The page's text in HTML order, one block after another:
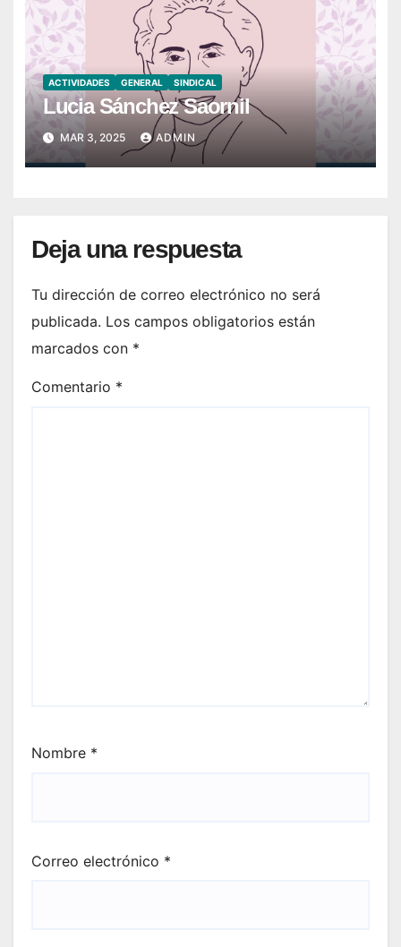
ACTIVIDADES GENERAL SINDICAL
Lucia Sánchez Saornil
MAR 3, 2025 ADMIN
Deja una respuesta
Tu dirección de correo electrónico no será
publicada. Los campos obligatorios están
marcados con *
Comentario *
Nombre *
Correo electrónico *